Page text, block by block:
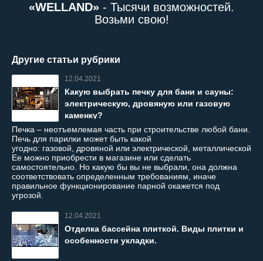
«WELLAND» - Тысячи возможностей.
Возьми свою!
Другие статьи рубрики
12.04.2021
Какую выбрать печку для бани и сауны:
электрическую, дровяную или газовую
каменку?
Печка – неотъемлемая часть при строительстве любой бани.
Печь для парилки может быть какой
угодно: газовой, дровяной или электрической, металлической
Ее можно приобрести в магазине или сделать
самостоятельно. Но какую бы вы не выбрали, она должна
соответствовать определенным требованиям, иначе
правильное функционирование парной окажется под
угрозой.
12.04.2021
Отделка бассейна плиткой. Виды плитки и
особенности укладки.